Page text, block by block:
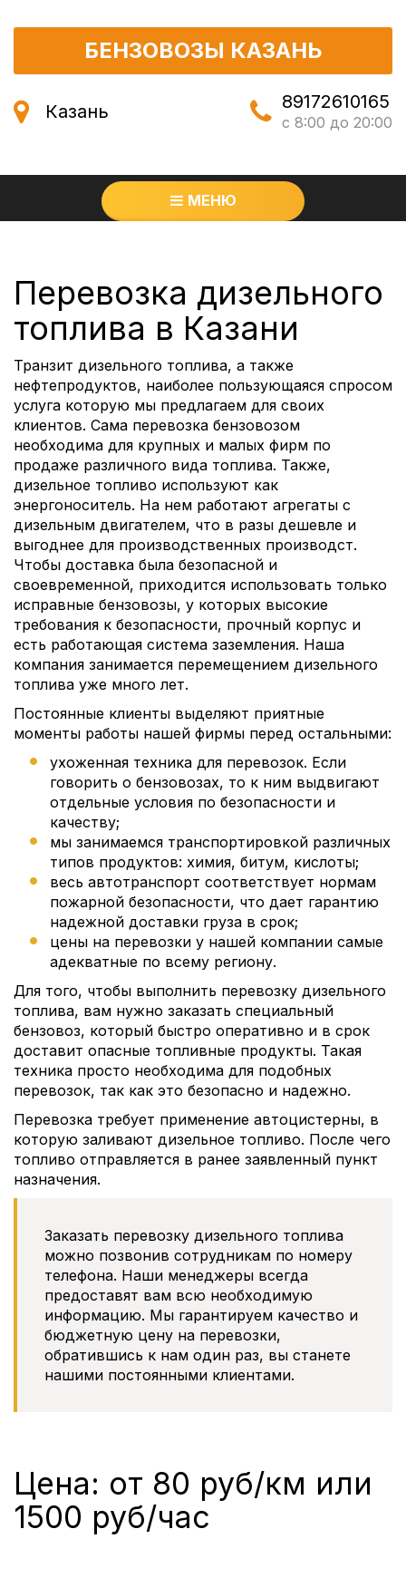
БЕНЗОВОЗЫ КАЗАНЬ
Казань 89172610165
с 8:00 до 20:00
МЕНЮ
Перевозка дизельного
топлива в Казани
Транзит дизельного топлива, а также
нефтепродуктов, наиболее пользующаяся спросом
услуга которую мы предлагаем для своих
клиентов. Сама перевозка бензовозом
необходима для крупных и малых фирм по
продаже различного вида топлива. Также,
дизельное топливо используют как
энергоноситель. На нем работают агрегаты с
дизельным двигателем, что в разы дешевле и
выгоднее для производственных производст.
Чтобы доставка была безопасной и
своевременной, приходится использовать только
исправные бензовозы, у которых высокие
требования к безопасности, прочный корпус и
есть работающая система заземления. Наша
компания занимается перемещением дизельного
топлива уже много лет.
Постоянные клиенты выделяют приятные
моменты работы нашей фирмы перед остальными:
ухоженная техника для перевозок. Если
говорить о бензовозах, то к ним выдвигают
отдельные условия по безопасности и
качеству;
мы занимаемся транспортировкой различных
типов продуктов: химия, битум, кислоты;
весь автотранспорт соответствует нормам
пожарной безопасности, что дает гарантию
надежной доставки груза в срок;
цены на перевозки у нашей компании самые
адекватные по всему региону.
Для того, чтобы выполнить перевозку дизельного
топлива, вам нужно заказать специальный
бензовоз, который быстро оперативно и в срок
доставит опасные топливные продукты. Такая
техника просто необходима для подобных
перевозок, так как это безопасно и надежно.
Перевозка требует применение автоцистерны, в
которую заливают дизельное топливо. После чего
топливо отправляется в ранее заявленный пункт
назначения.
Заказать перевозку дизельного топлива
можно позвонив сотрудникам по номеру
телефона. Наши менеджеры всегда
предоставят вам всю необходимую
информацию. Мы гарантируем качество и
бюджетную цену на перевозки,
обратившись к нам один раз, вы станете
нашими постоянными клиентами.
Цена: от 80 руб/км или
1500 руб/час